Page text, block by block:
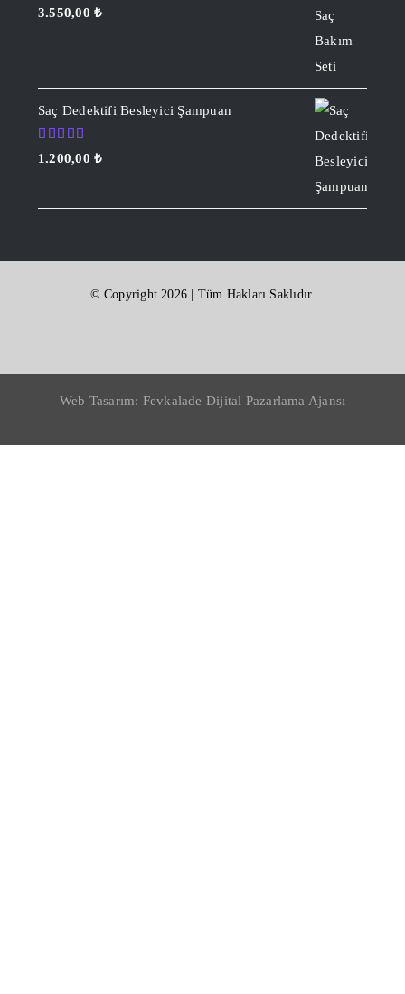
5 üzerinden
oy
3.550,00₺
Saç Dedektifi Besleyici Şampuan
5 üzerinden
oy
1.200,00₺
© Copyright 2026 | Tüm Hakları Saklıdır.
Web Tasarım: Fevkalade Dijital Pazarlama Ajansı